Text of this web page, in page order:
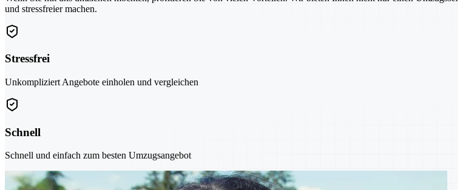
und stressfreier machen.
Stressfrei
Unkompliziert Angebote einholen und vergleichen
Schnell
Schnell und einfach zum besten Umzugsangebot